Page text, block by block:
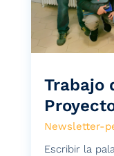
Trabajo
Newsletter-
Escribir la